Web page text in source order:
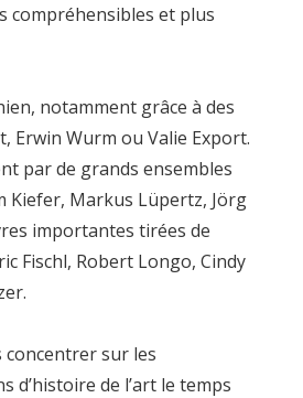
compréhensibles et plus
notamment grâce à des
Erwin Wurm ou Valie Export.
par de grands ensembles
Kiefer, Markus Lüpertz, Jörg
importantes tirées de
Fischl, Robert Longo, Cindy
concentrer sur les
d’histoire de l’art le temps